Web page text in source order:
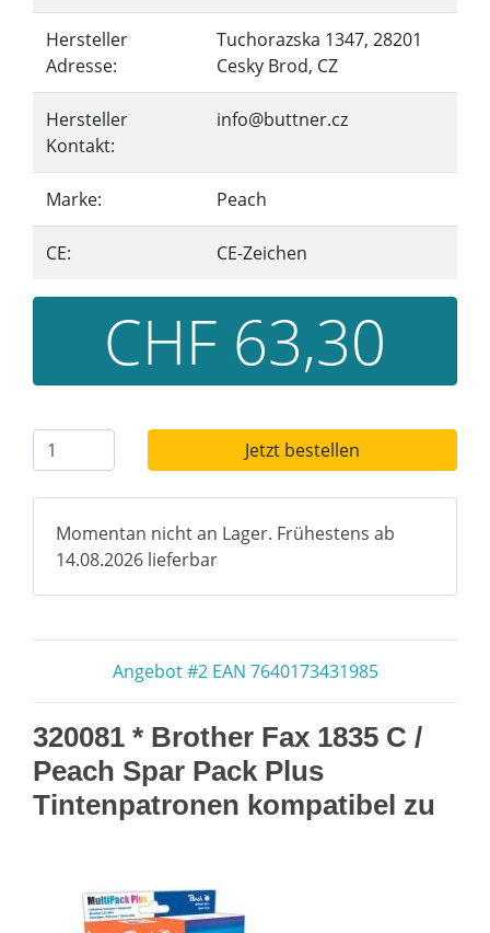
Hersteller
Adresse:
Tuchorazska 1347, 28201
Cesky Brod, CZ
Hersteller
Kontakt:
info@buttner.cz
Marke: Peach
CE: CE-Zeichen
CHF 63,30
Jetzt bestellen
Momentan nicht an Lager. Frühestens ab
14.08.2026 lieferbar
Angebot #2 EAN 7640173431985
320081 * Brother Fax 1835 C /
Peach Spar Pack Plus
Tintenpatronen kompatibel zu